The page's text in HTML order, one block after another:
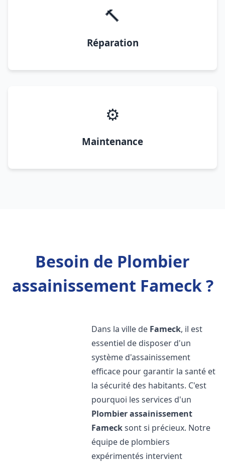
🔨
Réparation
⚙️
Maintenance
Besoin de Plombier
assainissement Fameck ?
Dans la ville de Fameck, il est
essentiel de disposer d'un
système d'assainissement
efficace pour garantir la santé et
la sécurité des habitants. C'est
pourquoi les services d'un
Plombier assainissement
Famecksont si précieux. Notre
équipe de plombiers
expérimentés intervient